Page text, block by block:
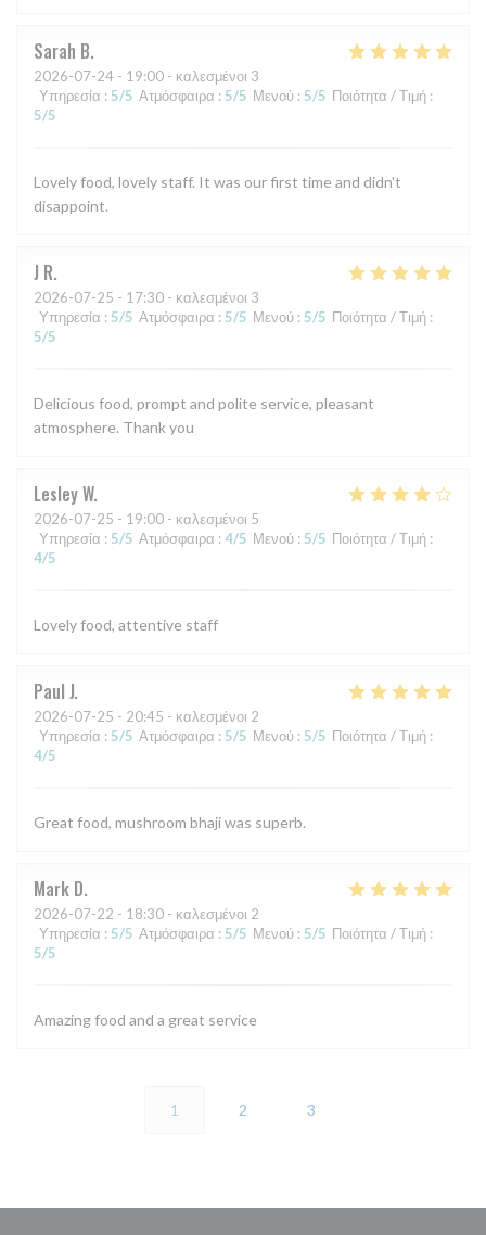
Sarah B
2026-07-24 - 19:00 - καλεσμένοι 3
Υπηρεσία : 5/5 Ατμόσφαιρα : 5/5 Μενού : 5/5 Ποιότητα / Τιμή :
5/5
Lovely food, lovely staff. It was our first time and didn't
disappoint.
J R
2026-07-25 - 17:30 - καλεσμένοι 3
Υπηρεσία : 5/5 Ατμόσφαιρα : 5/5 Μενού : 5/5 Ποιότητα / Τιμή :
5/5
Delicious food, prompt and polite service, pleasant
atmosphere. Thank you
LesleyW
2026-07-25 - 19:00 - καλεσμένοι 5
Υπηρεσία : 5/5 Ατμόσφαιρα : 4/5 Μενού : 5/5 Ποιότητα / Τιμή :
4/5
Lovely food, attentive staff
Paul J
2026-07-25 - 20:45 - καλεσμένοι 2
Υπηρεσία : 5/5 Ατμόσφαιρα : 5/5 Μενού : 5/5 Ποιότητα / Τιμή :
4/5
Great food, mushroom bhaji was superb.
Mark D
2026-07-22 - 18:30 - καλεσμένοι 2
Υπηρεσία : 5/5 Ατμόσφαιρα : 5/5 Μενού : 5/5 Ποιότητα / Τιμή :
5/5
Amazing food and a great service
1 2 3